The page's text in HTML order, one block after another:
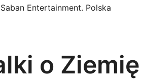
Entertainment. Polska
o Ziemię